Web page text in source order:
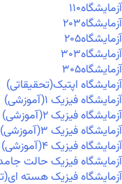
آزمايشگاه۱۱۰
آزمايشگاه۲۰۳
آزمايشگاه۲۰۵
آزمايشگاه۳۰۳
آزمايشگاه۳۰۵
آزمایشگاه اپتیک(تحقیقاتی)
آزمایشگاه فیزیک ۱(آموزشی)
آزمایشگاه فیزیک ۲(آموزشی)
آزمایشگاه فیزیک ۳(آموزشی)
آزمایشگاه فیزیک ۴(آموزشی)
آزمایشگاه فیزیک حالت
آزمایشگاه فیزیک هسته